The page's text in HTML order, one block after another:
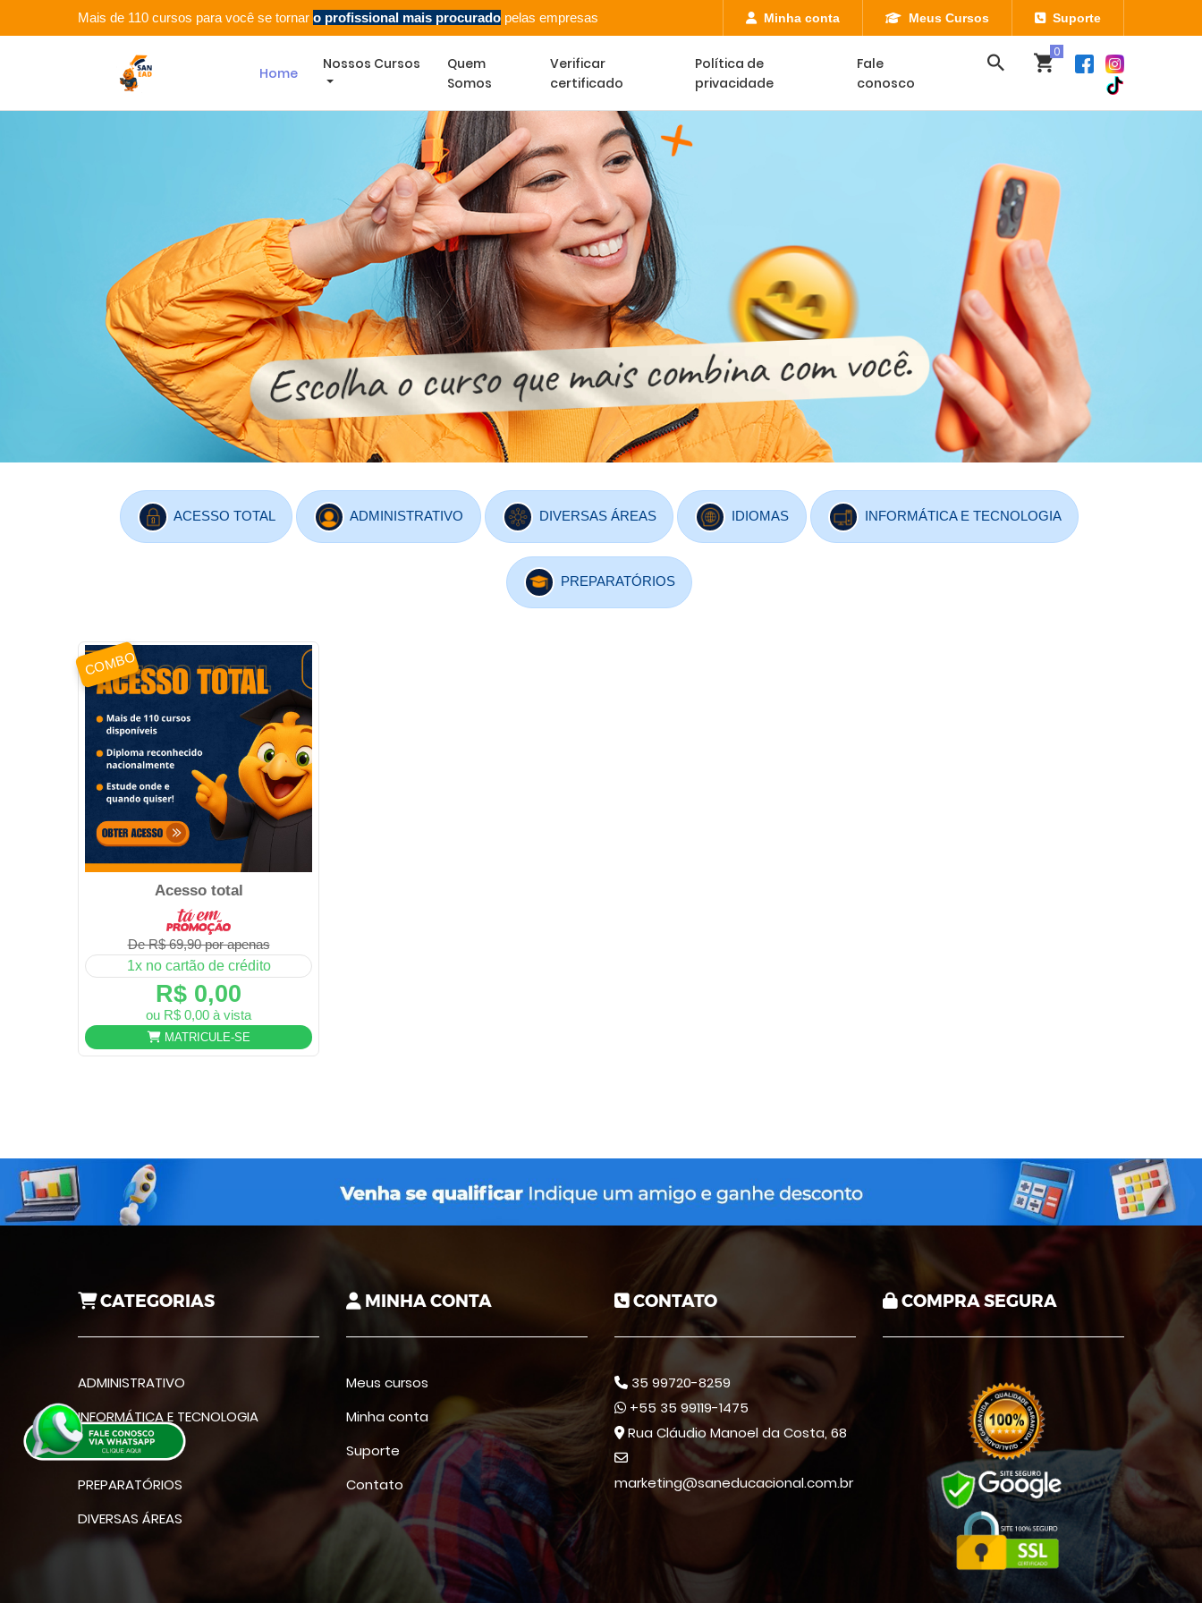
Mais de 110 cursos para você se tornar o profissional mais procurado pelas empresas Minha conta Meus Cursos Suporte
Home
Nossos Cursos
Quem
Somos
Verificar
certificado
Política de
privacidade
Fale
conosco
ACESSO TOTAL ADMINISTRATIVO DIVERSAS ÁREAS IDIOMAS INFORMÁTICA E TECNOLOGIA
PREPARATÓRIOS
COMBO
Acesso total
De R$ 69,90 por apenas
1x no cartão de crédito
R$ 0,00
ou R$ 0,00 à vista
MATRICULE-SE
CATEGORIAS
ADMINISTRATIVO
INFORMÁTICA E TECNOLOGIA
IDIOMAS
PREPARATÓRIOS
DIVERSAS ÁREAS
MINHA CONTA
Meus cursos
Minha conta
Suporte
Contato
CONTATO
35 99720-8259
+55 35 99119-1475
Rua Cláudio Manoel da Costa, 68
marketing@saneducacional.com.br
COMPRA SEGURA